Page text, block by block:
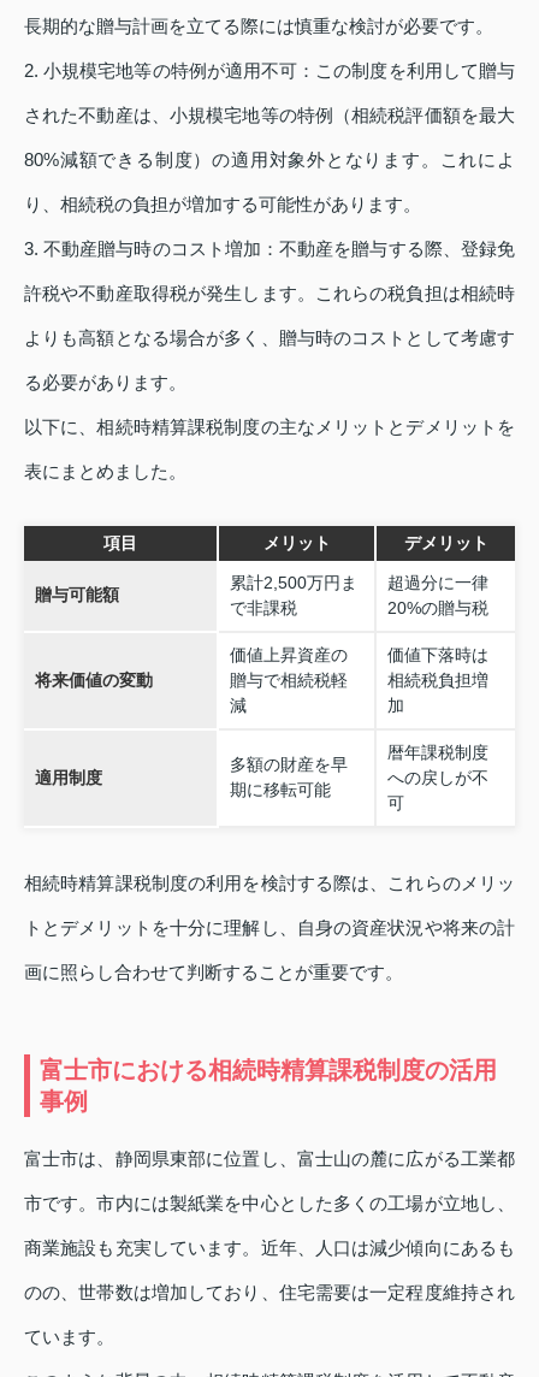
長期的な贈与計画を立てる際には慎重な検討が必要です。
2. 小規模宅地等の特例が適用不可：この制度を利用して贈与
された不動産は、小規模宅地等の特例（相続税評価額を最大
80%減額できる制度）の適用対象外となります。これによ
り、相続税の負担が増加する可能性があります。
3. 不動産贈与時のコスト増加：不動産を贈与する際、登録免
許税や不動産取得税が発生します。これらの税負担は相続時
よりも高額となる場合が多く、贈与時のコストとして考慮す
る必要があります。
以下に、相続時精算課税制度の主なメリットとデメリットを
表にまとめました。
項目 メリット デメリット
贈与可能額
累計2,500万円ま
で非課税
超過分に一律
20%の贈与税
将来価値の変動
価値上昇資産の
贈与で相続税軽
減
価値下落時は
相続税負担増
加
適用制度
多額の財産を早
期に移転可能
暦年課税制度
への戻しが不
可
相続時精算課税制度の利用を検討する際は、これらのメリッ
トとデメリットを十分に理解し、自身の資産状況や将来の計
画に照らし合わせて判断することが重要です。
富士市における相続時精算課税制度の活用
事例
富士市は、静岡県東部に位置し、富士山の麓に広がる工業都
市です。市内には製紙業を中心とした多くの工場が立地し、
商業施設も充実しています。近年、人口は減少傾向にあるも
のの、世帯数は増加しており、住宅需要は一定程度維持され
ています。